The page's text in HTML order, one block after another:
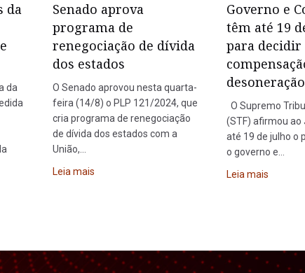
da
da
Senado aprova
programa de
renegociação de dívida
dos estados
O Senado aprovou nesta quarta-
feira (14/8) o PLP 121/2024, que
cria programa de renegociação
de dívida dos estados com a
União,…
Leia mais
Governo e
têm até 19
para decidir
desoneração
O Supremo
(STF) afirmou ao
até 19 de julho o
o governo e…
Leia mais